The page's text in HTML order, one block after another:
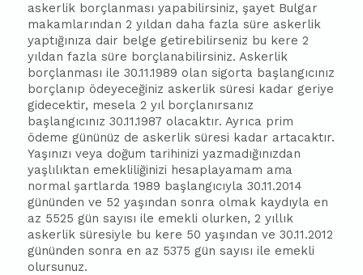
askerlik borçlanması yapabilirsiniz, şayet Bulgar
makamlarından 2 yıldan daha fazla süre askerlik
yaptığınıza dair belge getirebilirseniz bu kere 2
yıldan fazla süre borçlanabilirsiniz. Askerlik
borçlanması ile 30.11.1989 olan sigorta başlangıcınız
borçlanıp ödeyeceğiniz askerlik süresi kadar geriye
gidecektir, mesela 2 yıl borçlanırsanız
başlangıcınız 30.11.1987 olacaktır. Ayrıca prim
ödeme gününüz de askerlik süresi kadar artacaktır.
Yaşınızı veya doğum tarihinizi yazmadığınızdan
yaşlılıktan emekliliğinizi hesaplayamam ama
normal şartlarda 1989 başlangıcıyla 30.11.2014
gününden ve 52 yaşından sonra olmak kaydıyla en
az 5525 gün sayısı ile emekli olurken, 2 yıllık
askerlik süresiyle bu kere 50 yaşından ve 30.11.2012
gününden sonra en az 5375 gün sayısı ile emekli
olursunuz.